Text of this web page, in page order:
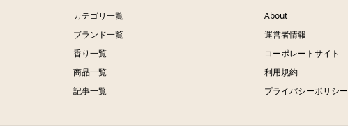
カテゴリ一覧
ブランド一覧
香り一覧
商品一覧
記事一覧
About
運営者情報
コーポレートサイト
利用規約
プライバシーポリシー